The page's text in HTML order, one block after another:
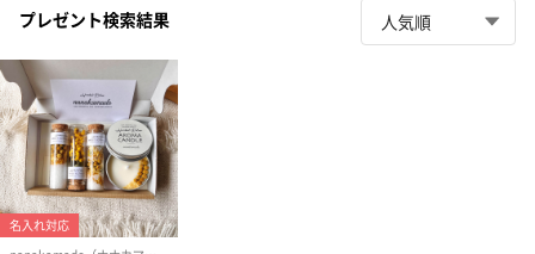
プレゼント検索結果